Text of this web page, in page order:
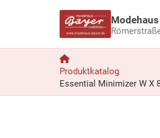
Produktkatalog
Essential Minimizer W X